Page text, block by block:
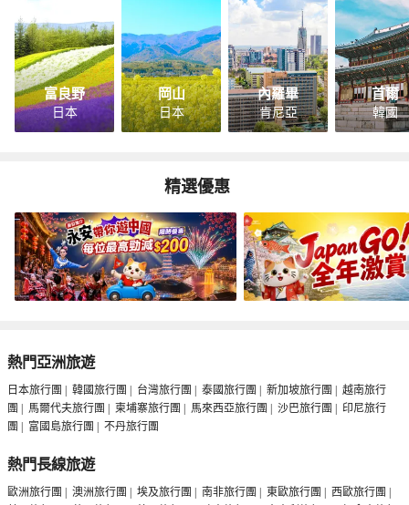
富良野
日本
岡山
日本
內羅畢
肯尼亞
首爾
韓國
精選優惠
熱門亞洲旅遊
日本旅行團 | 韓國旅行團 | 台灣旅行團 | 泰國旅行團 | 新加坡旅行團 | 越南旅行
團 | 馬爾代夫旅行團 | 柬埔寨旅行團 | 馬來西亞旅行團 | 沙巴旅行團 | 印尼旅行
團 | 富國島旅行團 | 不丹旅行團
熱門長線旅遊
歐洲旅行團 | 澳洲旅行團 | 埃及旅行團 | 南非旅行團 | 東歐旅行團 | 西歐旅行團 |